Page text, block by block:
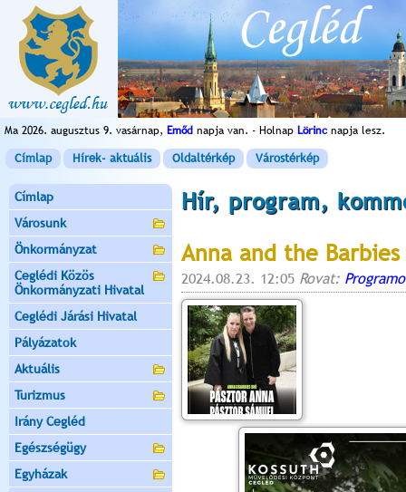
Ma 2026. augusztus 9. vasárnap, Emőd napja van. - Holnap Lörinc napja lesz.
Címlap Hírek- aktuális Oldaltérkép Várostérkép
Címlap
Városunk
Önkormányzat
Ceglédi Közös
Önkormányzati Hivatal
Ceglédi Járási Hivatal
Pályázatok
Aktuális
Turizmus
Irány Cegléd
Egészségügy
Egyházak
Hír, program,
Anna and the Barbies
2024.08.23. 12:05 Rovat: